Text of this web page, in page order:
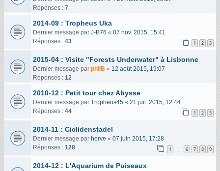
Réponses : 7
2014-09 : Tropheus Uka
Dernier message par J-B76 « 07 nov. 2015, 15:41
Réponses : 43 1 2 3
2015-04 : Visite "Forests Underwater" à Lisbonne
Dernier message par philB « 12 août 2015, 19:07
Réponses : 12
2010-12 : Petit tour chez Abysse
Dernier message par Tropheus45 « 21 juil. 2015, 12:44
Réponses : 44 1 2 3
2014-11 : Ciclidenstadel
Dernier message par herve « 07 juin 2015, 17:28
Réponses : 128 1 6 7 8 9
2014-12 : L'Aquarium de Puiseaux